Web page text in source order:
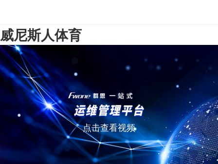
威尼斯人体育
点击查看视频